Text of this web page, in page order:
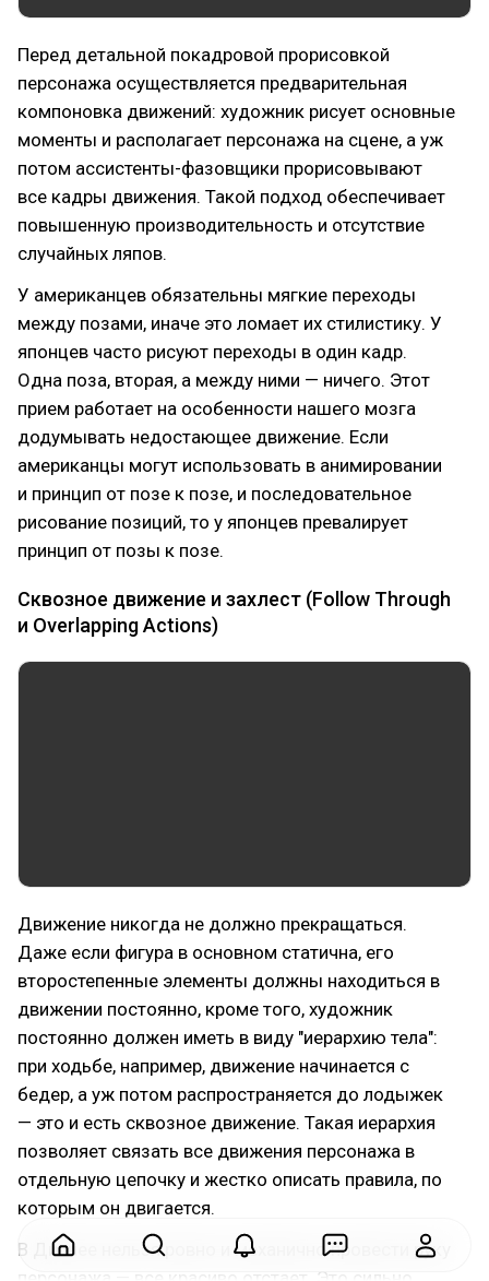
Перед детальной покадровой прорисовкой
персонажа осуществляется предварительная
компоновка движений: художник рисует основные
моменты и располагает персонажа на сцене, а уж
потом ассистенты-фазовщики прорисовывают
все кадры движения. Такой подход обеспечивает
повышенную производительность и отсутствие
случайных ляпов.
У американцев обязательны мягкие переходы
между позами, иначе это ломает их стилистику. У
японцев часто рисуют переходы в один кадр.
Одна поза, вторая, а между ними — ничего. Этот
прием работает на особенности нашего мозга
додумывать недостающее движение. Если
американцы могут использовать в анимировании
и принцип от позе к позе, и последовательное
рисование позиций, то у японцев превалирует
принцип от позы к позе.
Сквозное движение и захлест (Follow Through
и Overlapping Actions)
Движение никогда не должно прекращаться.
Даже если фигура в основном статична, его
второстепенные элементы должны находиться в
движении постоянно, кроме того, художник
постоянно должен иметь в виду "иерархию тела":
при ходьбе, например, движение начинается с
бедер, а уж потом распространяется до лодыжек
— это и есть сквозное движение. Такая иерархия
позволяет связать все движения персонажа в
отдельную цепочку и жестко описать правила, по
которым он двигается.
В Диснее нельзя ровно и механично провести руку